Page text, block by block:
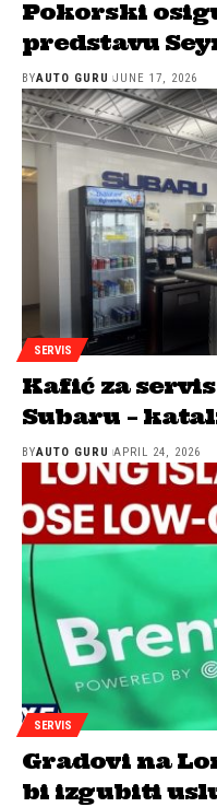
Pokorski
predstavu
BYAUTO GURU JUNE 17, 2026
SERVIS
Kafić za
Subaru –
BYAUTO GURU APRIL 24, 2026
SERVIS
Gradovi na
bi izgubiti